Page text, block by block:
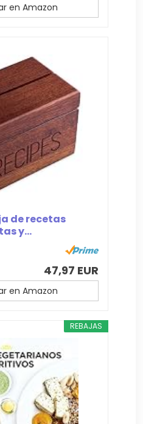
en Amazon
de recetas
y...
47,97 EUR
en Amazon
REBAJAS